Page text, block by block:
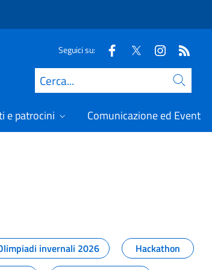
Seguici su:
Cerca
e patrocini Comunicazione ed Eventi
invernali 2026
Hackathon